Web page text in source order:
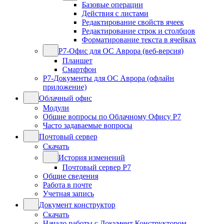
Базовые операции
Действия с листами
Редактирование свойств ячеек
Редактирование строк и столбцов
Форматирование текста в ячейках
Р7-Офис для ОС Аврора (веб-версия)
Планшет
Смартфон
Р7-Документы для ОС Аврора (офлайн
приложение)
Облачный офис
Модули
Общие вопросы по Облачному Офису Р7
Часто задаваемые вопросы
Почтовый сервер
Скачать
История изменений
Почтовый сервер Р7
Общие сведения
Работа в почте
Учетная запись
Документ конструктор
Скачать